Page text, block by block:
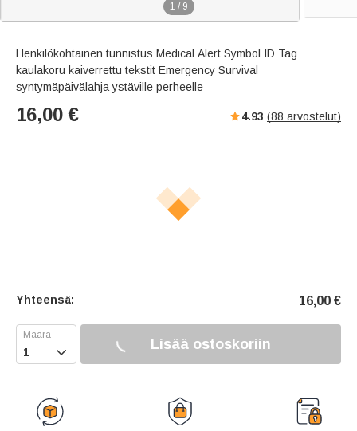
1 / 9
Henkilökohtainen tunnistus Medical Alert Symbol ID Tag
kaulakoru kaiverrettu tekstit Emergency Survival
syntymäpäivälahja ystäville perheelle
16,00 € 4.93 (88 arvostelut)
Yhteensä: 16,00 €
 Lisää ostoskoriin